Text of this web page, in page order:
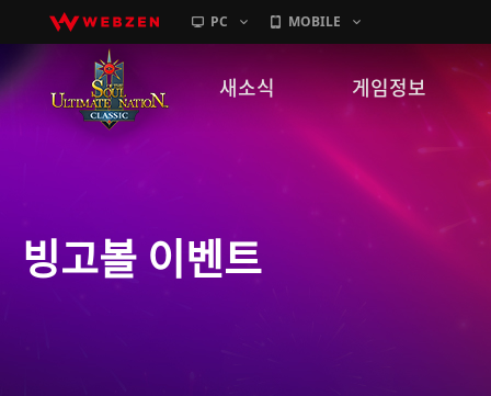
PC MOBILE
새소식
GM노트
게임정보
캐릭터소개
빙고볼 이벤트